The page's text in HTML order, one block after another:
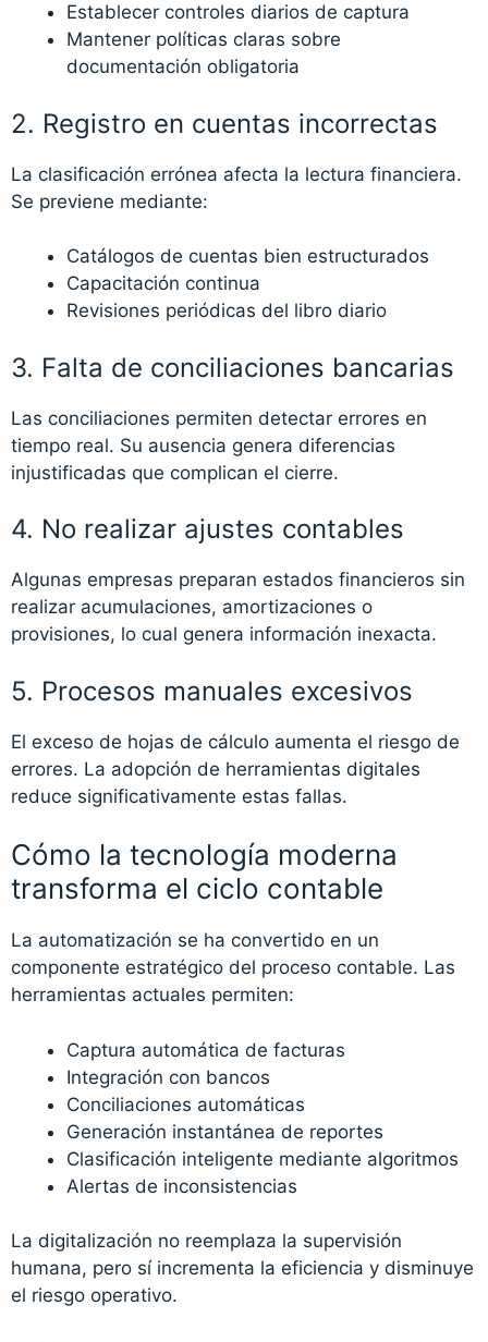
Establecer controles diarios de captura
Mantener políticas claras sobre
documentación obligatoria
2. Registro en cuentas incorrectas
La clasificación errónea afecta la lectura financiera.
Se previene mediante:
Catálogos de cuentas bien estructurados
Capacitación continua
Revisiones periódicas del libro diario
3. Falta de conciliaciones bancarias
Las conciliaciones permiten detectar errores en
tiempo real. Su ausencia genera diferencias
injustificadas que complican el cierre.
4. No realizar ajustes contables
Algunas empresas preparan estados financieros sin
realizar acumulaciones, amortizaciones o
provisiones, lo cual genera información inexacta.
5. Procesos manuales excesivos
El exceso de hojas de cálculo aumenta el riesgo de
errores. La adopción de herramientas digitales
reduce significativamente estas fallas.
Cómo la tecnología moderna
transforma el ciclo contable
La automatización se ha convertido en un
componente estratégico del proceso contable. Las
herramientas actuales permiten:
Captura automática de facturas
Integración con bancos
Conciliaciones automáticas
Generación instantánea de reportes
Clasificación inteligente mediante algoritmos
Alertas de inconsistencias
La digitalización no reemplaza la supervisión
humana, pero sí incrementa la eficiencia y disminuye
el riesgo operativo.